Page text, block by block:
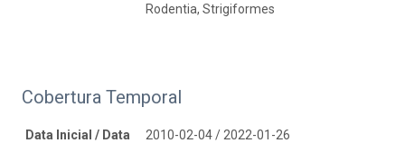
Rodentia, Strigiformes
Cobertura Temporal
Data Inicial / Data
2010-02-04 / 2022-01-26